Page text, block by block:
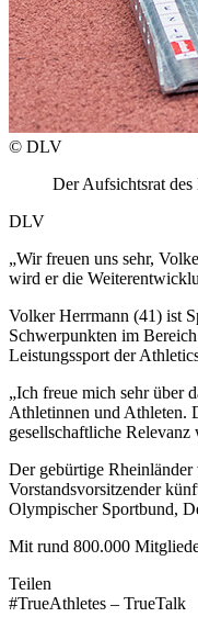
© DLV
Der Aufsichtsrat
DLV
„Wir freuen uns sehr,
wird er die
Volker Herrmann (41) ist
Schwerpunkten im
Leistungssport der
„Ich freue mich sehr über
Athletinnen und Athleten.
gesellschaftliche
Der gebürtige
Vorstandsvorsitzender
Olympischer Sportbund,
Mit rund 800.000
Teilen
#TrueAthletes – TrueTalk